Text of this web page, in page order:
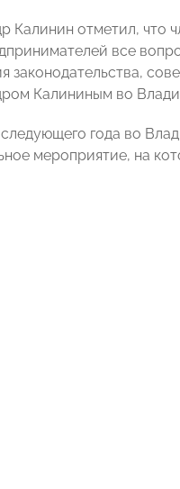
Калинин отметил,
все
законодательства,
Калининым во
года во
мероприятие, на